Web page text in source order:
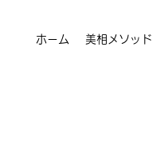
ホーム 美相メソッド